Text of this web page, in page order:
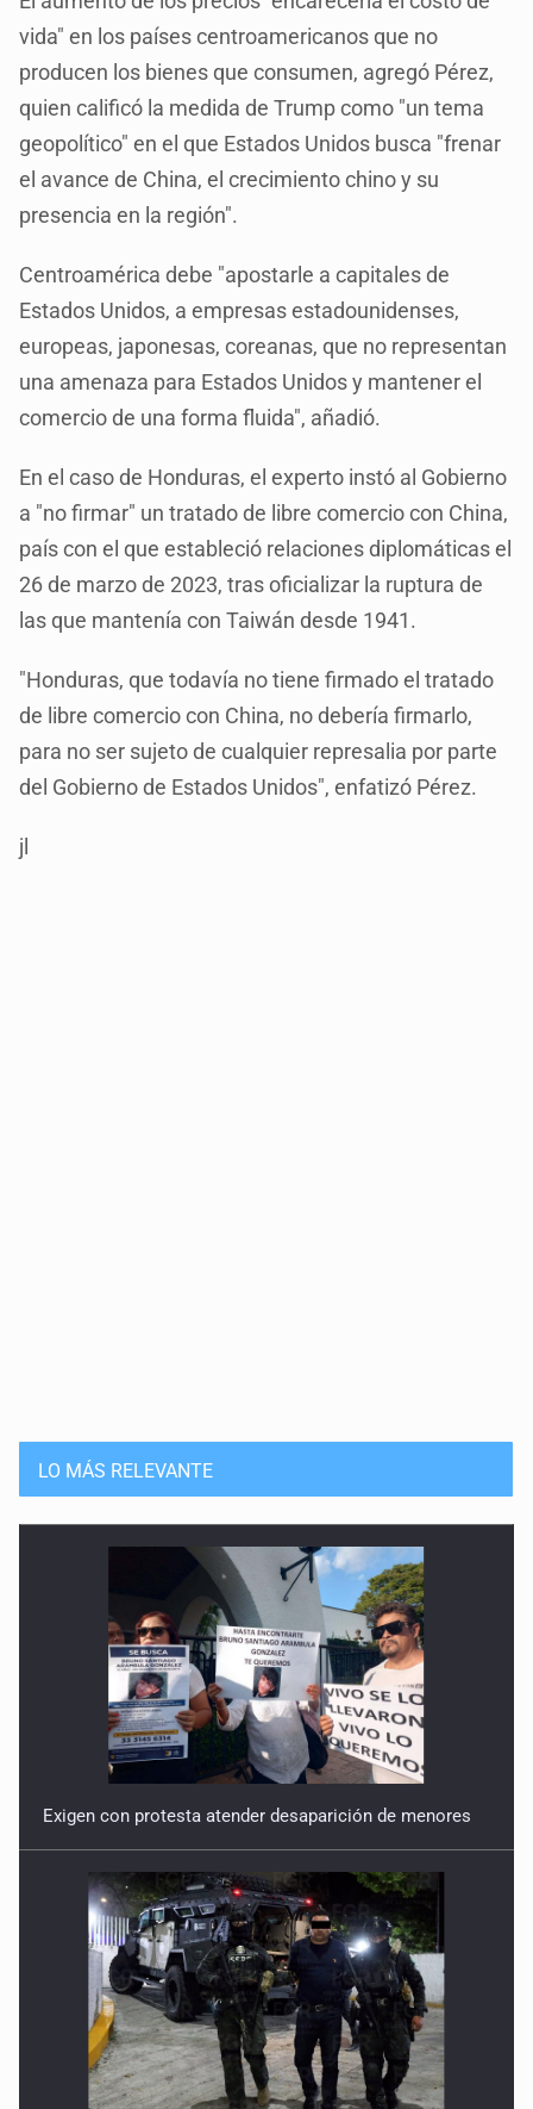
vida" en los países centroamericanos que no
producen los bienes que consumen, agregó Pérez,
quien calificó la medida de Trump como "un tema
geopolítico" en el que Estados Unidos busca "frenar
el avance de China, el crecimiento chino y su
presencia en la región".
Centroamérica debe "apostarle a capitales de
Estados Unidos, a empresas estadounidenses,
europeas, japonesas, coreanas, que no representan
una amenaza para Estados Unidos y mantener el
comercio de una forma fluida", añadió.
En el caso de Honduras, el experto instó al Gobierno
a "no firmar" un tratado de libre comercio con China,
país con el que estableció relaciones diplomáticas el
26 de marzo de 2023, tras oficializar la ruptura de
las que mantenía con Taiwán desde 1941.
"Honduras, que todavía no tiene firmado el tratado
de libre comercio con China, no debería firmarlo,
para no ser sujeto de cualquier represalia por parte
del Gobierno de Estados Unidos", enfatizó Pérez.
jl
LO MÁS RELEVANTE
Exigen con protesta atender desaparición de menores